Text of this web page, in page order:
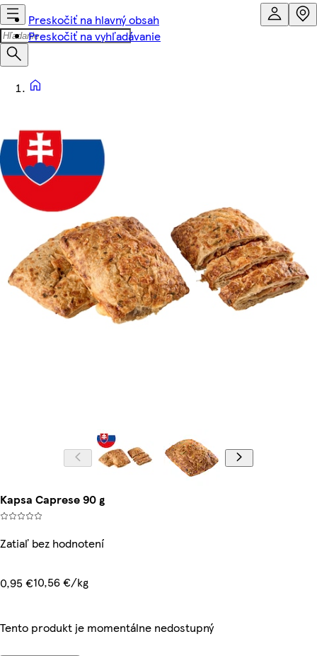
Preskočiť na hlavný obsah
Preskočiť na vyhľadávanie
Kapsa Caprese 90 g
Zatiaľ bez hodnotení
0,95 €10,56 €/kg
Tento produkt je momentálne nedostupný